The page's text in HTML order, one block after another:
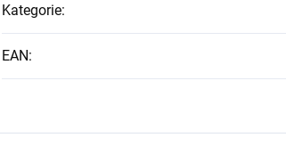
Kategorie:
EAN: